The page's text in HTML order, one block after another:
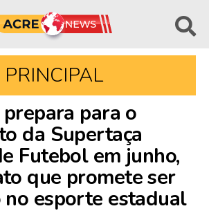
PRINCIPAL
para o
da Supertaça
Futebol em junho,
que promete ser
no esporte estadual